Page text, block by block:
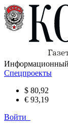
Информационный
Спецпроекты
$ 80,92
€ 93,19
Войти